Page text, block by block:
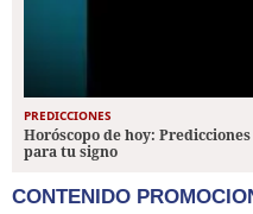
PREDICCIONES
Horóscopo de hoy:
para tu signo
CONTENIDO